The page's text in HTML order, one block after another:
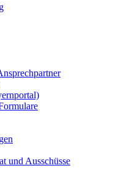
und Ausschüsse